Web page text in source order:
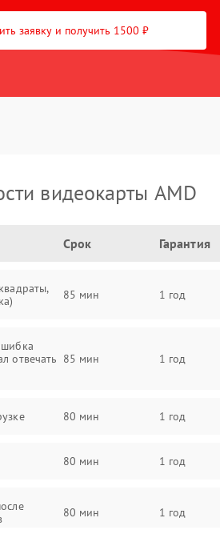
заявку и получить 1500 ₽
видеокарты AMD
Срок Гарантия
85 мин 1 год
отвечать 85 мин 1 год
80 мин 1 год
80 мин 1 год
80 мин 1 год